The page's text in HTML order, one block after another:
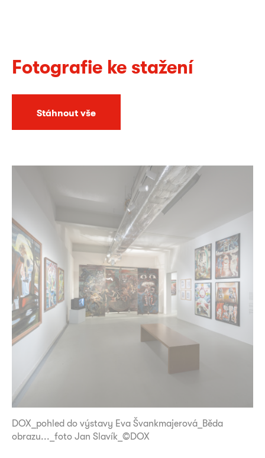
Fotografie ke stažení
Stáhnout vše
DOX_pohled do výstavy Eva Švankmajerová_Běda
obrazu..._foto Jan Slavík_©DOX